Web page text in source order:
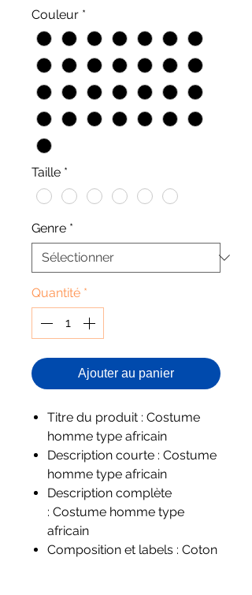
Couleur *
Taille *
Genre *
Quantité *
Ajouter au panier
Titre du produit : Costume
homme type africain
Description courte : Costume
homme type africain
Description complète
: Costume homme type
africain
Composition et labels : Coton